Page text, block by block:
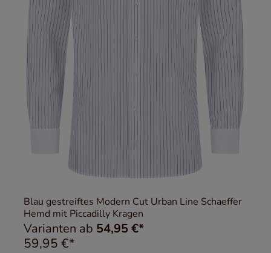
Blau gestreiftes Modern Cut Urban Line Schaeffer
Hemd mit Piccadilly Kragen
Varianten ab 54,95 €*
59,95 €*